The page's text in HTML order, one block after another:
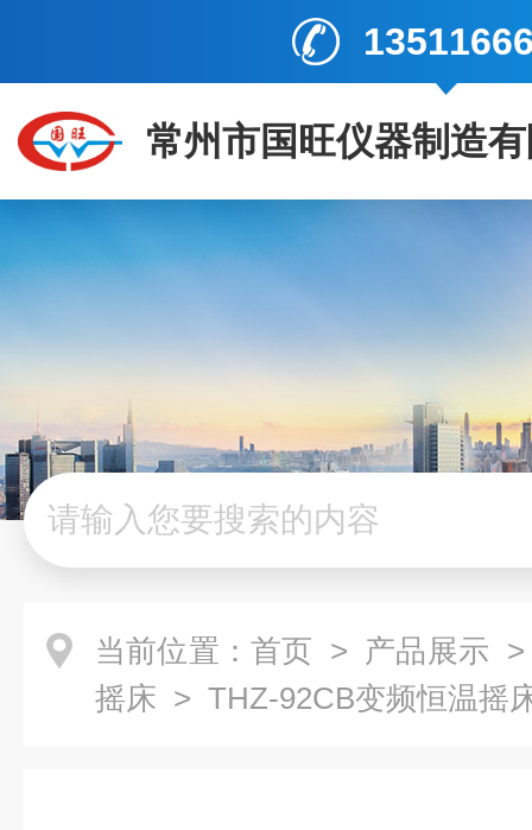
常州市国旺仪器制造
当前位置： 首页 > 产品展示
摇床 > THZ-92CB变频恒温摇